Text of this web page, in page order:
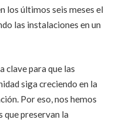
los últimos seis meses el
las instalaciones en un
clave para que las
siga creciendo en la
Por eso, nos hemos
que preservan la